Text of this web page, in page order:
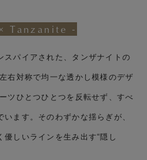
Tanzanite -
スパイアされた、タンザナイトの
右対称で均一な透かし模様のデザ
ツひとつひとつを反転せず、すべ
ます。そのわずかな揺らぎが、
優しいラインを生み出す“隠し